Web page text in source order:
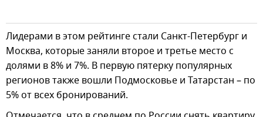
Лидерами в этом рейтинге стали Санкт-Петербург и
Москва, которые заняли второе и третье место с
долями в 8% и 7%. В первую пятерку популярных
регионов также вошли Подмосковье и Татарстан – по
5% от всех бронирований.